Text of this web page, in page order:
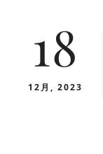
18
12月, 2023